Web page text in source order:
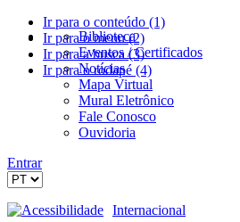
Ir para o conteúdo (1)
Ir para o menu (2)
Ir para a busca (3)
Ir para o rodapé (4)
Biblioteca
Eventos / Certificados
Notícias
Mapa Virtual
Mural Eletrônico
Fale Conosco
Ouvidoria
Entrar
Acessibilidade Internacional